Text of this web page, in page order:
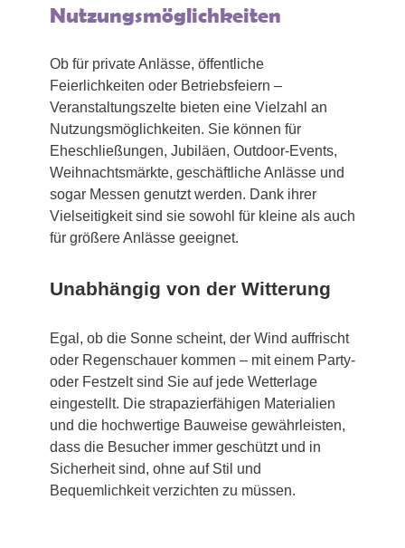
Nutzungsmöglichkeiten
Ob für private Anlässe, öffentliche
Feierlichkeiten oder Betriebsfeiern –
Veranstaltungszelte bieten eine Vielzahl an
Nutzungsmöglichkeiten. Sie können für
Eheschließungen, Jubiläen, Outdoor-Events,
Weihnachtsmärkte, geschäftliche Anlässe und
sogar Messen genutzt werden. Dank ihrer
Vielseitigkeit sind sie sowohl für kleine als auch
für größere Anlässe geeignet.
Unabhängig von der Witterung
Egal, ob die Sonne scheint, der Wind auffrischt
oder Regenschauer kommen – mit einem Party-
oder Festzelt sind Sie auf jede Wetterlage
eingestellt. Die strapazierfähigen Materialien
und die hochwertige Bauweise gewährleisten,
dass die Besucher immer geschützt und in
Sicherheit sind, ohne auf Stil und
Bequemlichkeit verzichten zu müssen.